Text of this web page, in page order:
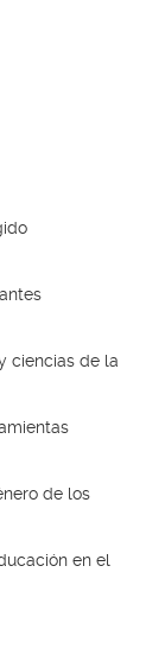
ciencias de la
de los
en el